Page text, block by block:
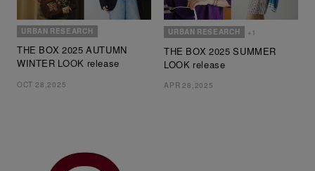
URBAN RESEARCH
THE BOX 2025 AUTUMN
WINTER LOOK release
OCT 28,2025
URBAN RESEARCH +1
THE BOX 2025 SUMMER
LOOK release
APR 28,2025